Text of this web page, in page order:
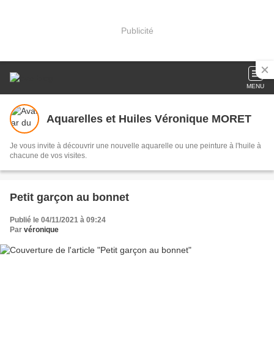
Publicité
MENU
Aquarelles et Huiles Véronique MORET
Je vous invite à découvrir une nouvelle aquarelle ou une peinture à l'huile à
chacune de vos visites.
Petit garçon au bonnet
Publié le 04/11/2021 à 09:24
Par véronique